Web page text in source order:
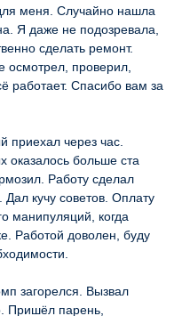
меня. Случайно нашла
Я даже не подозревала,
сделать ремонт.
осмотрел, проверил,
работает. Спасибо вам за
приехал через час.
оказалось больше ста
Работу сделал
кучу советов. Оплату
манипуляций, когда
Работой доволен, буду
загорелся. Вызвал
Пришёл парень,